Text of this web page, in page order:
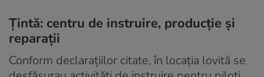
Țintă: centru de instruire, producție și
reparații
Conform declarațiilor citate, în locația lovită se